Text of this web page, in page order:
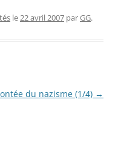
le22 avril 2007 parGG.
du nazisme (1/4) →